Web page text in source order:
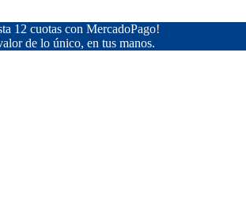
12 cuotas con MercadoPago!
de lo único, en tus manos.